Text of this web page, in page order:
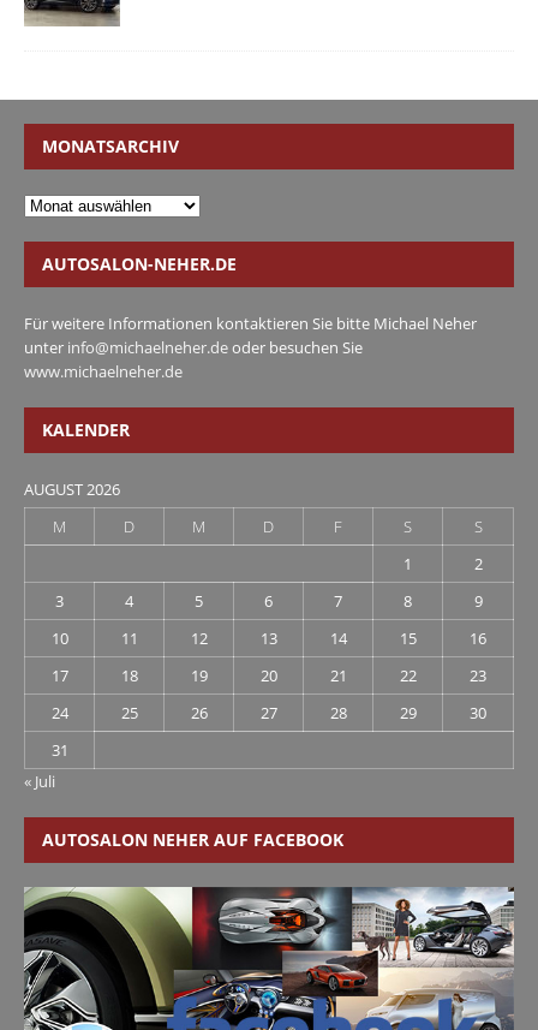
MONATSARCHIV
AUTOSALON-NEHER.DE
Für weitere Informationen kontaktieren Sie bitte Michael Neher
unter info@michaelneher.deoder besuchen Sie
www.michaelneher.de
KALENDER
AUGUST 2026
M
D M D F S
S
1
2
3
4 5 6 7 8
9
10
11 12 13 14 15
16
17
18 19 20 21 22
23
24
25 26 27 28 29
30
31
« Juli
AUTOSALON NEHER AUF FACEBOOK